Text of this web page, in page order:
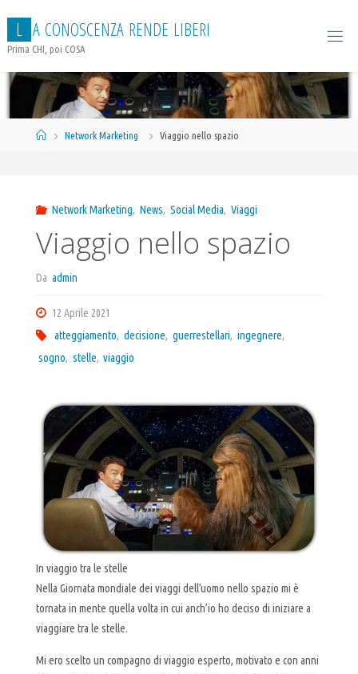
contenuto
L A CONOSCENZA RENDE LIBERI
Prima CHI, poi COSA
HomeNetwork Marketing Viaggio nello spazio
Network Marketing, News, Social Media, Viaggi
Viaggio nello spazio
Da admin
12 Aprile 2021
atteggiamento, decisione, guerrestellari, ingegnere,
sogno, stelle, viaggio
In viaggio tra le stelle
Nella Giornata mondiale dei viaggi dell’uomo nello spazio mi è
tornata in mente quella volta in cui anch’io ho deciso di iniziare a
viaggiare tra le stelle.
Mi ero scelto un compagno di viaggio esperto, motivato e con anni